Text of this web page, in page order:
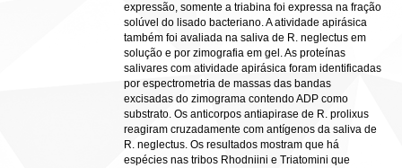
expressão, somente a triabina foi expressa na fração
solúvel do lisado bacteriano. A atividade apirásica
também foi avaliada na saliva de R. neglectus em
solução e por zimografia em gel. As proteínas
salivares com atividade apirásica foram identificadas
por espectrometria de massas das bandas
excisadas do zimograma contendo ADP como
substrato. Os anticorpos antiapirase de R. prolixus
reagiram cruzadamente com antígenos da saliva de
R. neglectus. Os resultados mostram que há
espécies nas tribos Rhodniini e Triatomini que